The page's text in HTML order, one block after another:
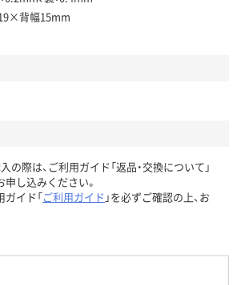
背幅15mm
の際は、ご利用ガイド「返品・交換について」
申し込みください。
ガイド「ご利用ガイド 」を必ずご確認の上、お